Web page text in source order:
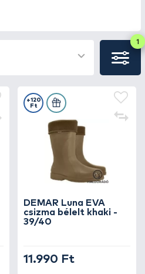
1
DEMAR Luna EVA
csizma bélelt khaki -
39/40
+120
Ft
11.990 Ft